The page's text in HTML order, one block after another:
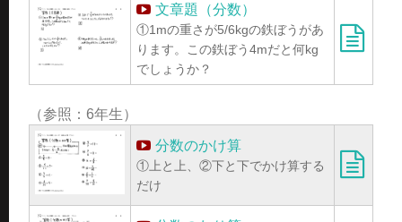
文章題（分数）
①1mの重さが5/6kgの鉄ぼうがあ
ります。この鉄ぼう4mだと何kg
でしょうか？
（参照：6年生）
分数のかけ算
①上と上、②下と下でかけ算する
だけ